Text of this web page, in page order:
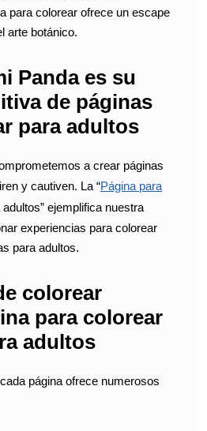
para colorear ofrece un escape
arte botánico.
Panda es su
de páginas
para adultos
a crear páginas
y cautiven. La “Página para
ejemplifica nuestra
experiencias para colorear
para adultos.
colorear
para colorear
adultos
página ofrece numerosos